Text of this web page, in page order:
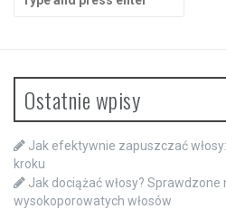
for:
Ostatnie wpisy
Jak efektywnie zapuszczać
kroku
Jak dociążać włosy? Sprawdzone
wysokoporowatych włosów